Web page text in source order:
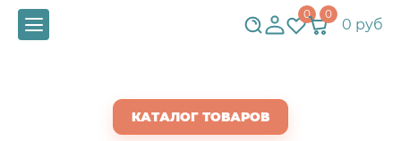
0 0
0 руб
КАТАЛОГ ТОВАРОВ